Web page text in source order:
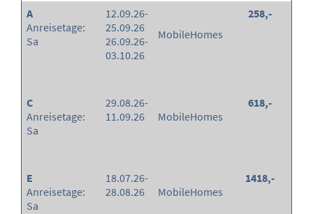
A
Anreisetage:
Sa
12.09.26-
25.09.26
26.09.26-
03.10.26
MobileHomes
258,-
C
Anreisetage:
Sa
29.08.26-
11.09.26
MobileHomes
618,-
E
Anreisetage:
Sa
18.07.26-
28.08.26
MobileHomes
1418,-